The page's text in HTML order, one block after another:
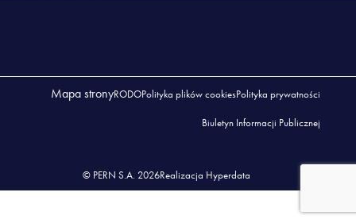
Mapa stronyRODOPolityka plików cookiesPolityka prywatności
Biuletyn Informacji Publicznej
© PERN S.A. 2026Realizacja Hyperdata